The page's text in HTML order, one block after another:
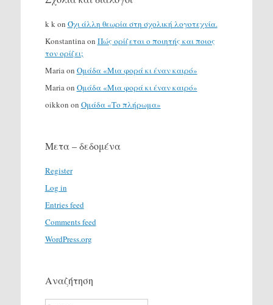
k k on Όχι άλλη θεωρία στη σχολική λογοτεχνία.
Konstantina on Πώς ορίζεται ο ποιητής και ποιος
τον ορίζει;
Maria on Ομάδα «Μια φορά κι έναν καιρό»
Maria on Ομάδα «Μια φορά κι έναν καιρό»
oikkon on Ομάδα «Το πλήρωμα»
Μετα – δεδομένα
Register
Log in
Entries feed
Comments feed
WordPress.org
Αναζήτηση